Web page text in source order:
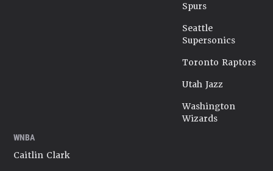
Spurs
Seattle
Supersonics
Toronto Raptors
Utah Jazz
Washington
Wizards
WNBA
Caitlin Clark